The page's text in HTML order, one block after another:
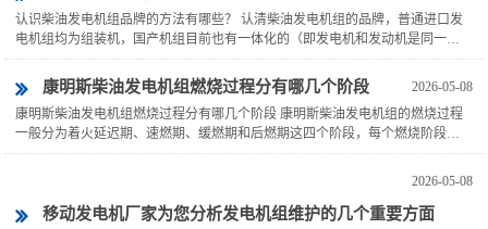
认识柴油发电机组品牌的方法有哪些？ 认清柴油发电机组的品牌，普通进口发
电机组均为组装机，国产机组目前也有一体化的（即发电机和发动机是同一品
牌），性能上也同有些进口机组不分上下，且价钱廉价，故在选购时...
2026-05-08
康明斯柴油发电机组燃烧过程分有哪几个阶段
康明斯柴油发电机组燃烧过程分有哪几个阶段 康明斯柴油发电机组的燃烧过程
一般分为着火延迟期、速燃期、缓燃期和后燃期这四个阶段，每个燃烧阶段的
具体表现都各不相同。通过观察每一个燃烧阶段的表现，可以知道机...
2026-05-08
移动发电机厂家为您分析发电机组维护的几个重要方面